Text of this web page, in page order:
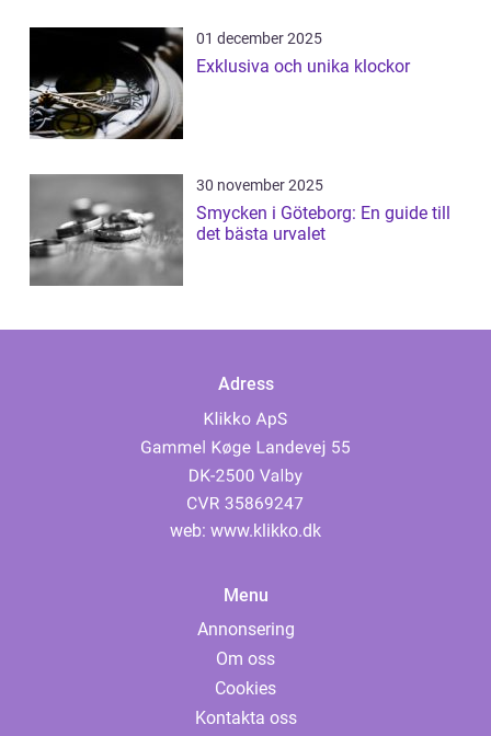
01 december 2025
Exklusiva och unika klockor
30 november 2025
Smycken i Göteborg: En guide till
det bästa urvalet
Adress
web: www.klikko.dk
Menu
Annonsering
Om oss
Cookies
Kontakta oss